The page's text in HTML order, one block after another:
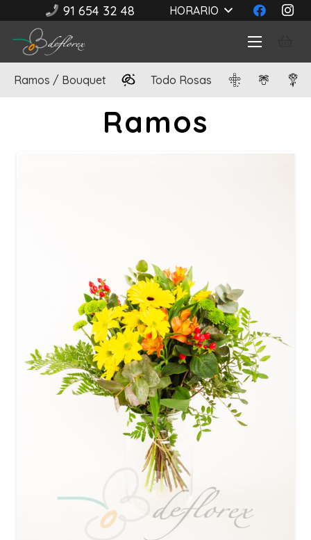
91 654 32 48 HORARIO
Ramos / Bouquet Todo Rosas
Ramos